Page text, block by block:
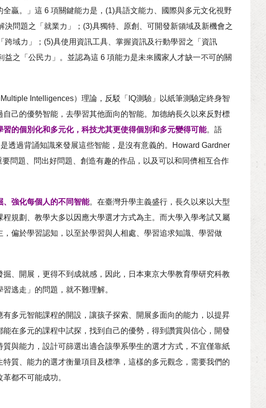
贏。」這 6 項關鍵能力是，(1)具語文能力、國際與多元文化視野
問題之「就業力」；(3)具獨特、原創、可開發新領域及新機會之
跨域力」；(5)具使用資訊工具、掌握資訊及行動學習之「資訊
之「公民力」。並認為這 6 項能力是未來國家人才缺一不可的關
Intelligences）理論，反駁「IQ測驗」以紙筆測驗定終身智
己的優勢智能，去學習其他面向的智能。加德納長久以來反對標
的個別化和多元化，科技尤其更使得個別和多元變得可能。語
透過背誦知識來發展這些智能，是沒有意義的。Howard Gardner
問題、問出好問題、創造有趣的作品，以及可以和同儕相互合作
、強化每個人的不同智能。在臺灣升學主義盛行，長久以來以大型
規劃、教學大多以因應大學選才方式為主。而大學入學考試又屬
偏於學習認知，以至於學習與人相處、學習追求知識、學習做
、開展，更得不到成就感，因此，日本東京大學教育學研究科教
逃走」的問題，就不難理解。
多元智能課程的開設，讓孩子探索、開展多面向的能力，以提昇
在多元的課程中試探，找到自己的優勢，得到讚賞與信心，開發
與能力，設計可篩選出適合該學系學生的選才方式，不宜僅靠紙
質、能力的選才衡量項目及標準，這樣的多元觀念，需要我們的
都不可能成功。